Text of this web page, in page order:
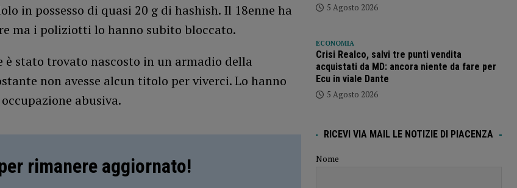
in possesso di quasi 20 g di hashish. Il 18enne ha
ma i poliziotti lo hanno subito bloccato.
è stato trovato nascosto in un armadio della
non avesse alcun titolo per viverci. Lo hanno
abusiva.
rimanere aggiornato!
5 Agosto 2026
ECONOMIA
Crisi Realco, salvi tre punti vendita
acquistati da MD: ancora niente da fare per
Ecu in viale Dante
5 Agosto 2026
RICEVI VIA MAIL LE NOTIZIE DI PIACENZA
Nome